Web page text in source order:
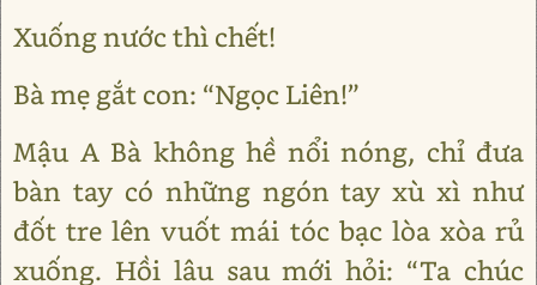
Xuống nước thì chết!
Bà mẹ gắt con: “Ngọc Liên!”
Mậu A Bà không hề nổi nóng, chỉ đưa
bàn tay có những ngón tay xù xì như
đốt tre lên vuốt mái tóc bạc lòa xòa rủ
xuống. Hồi lâu sau mới hỏi: “Ta chúc